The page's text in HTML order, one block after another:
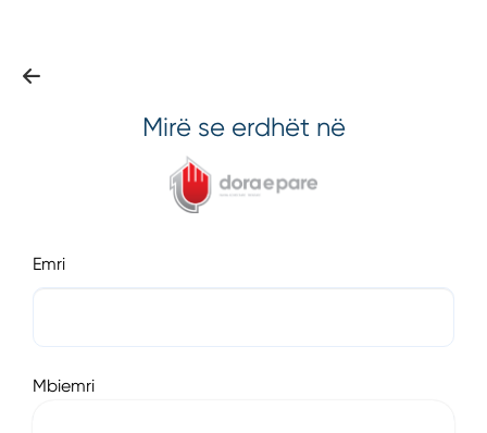
Mirë se erdhët në
Emri
Mbiemri